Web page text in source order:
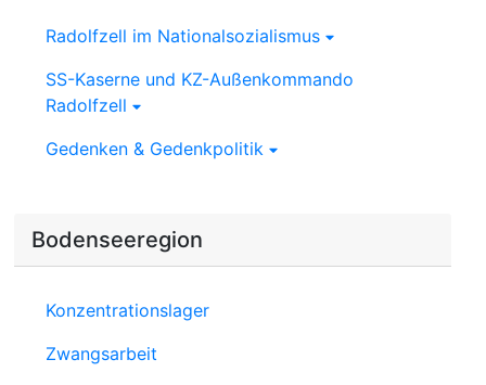
Radolfzell im Nationalsozialismus
SS-Kaserne und KZ-Außenkommando
Radolfzell
Gedenken & Gedenkpolitik
Bodenseeregion
Konzentrationslager
Zwangsarbeit